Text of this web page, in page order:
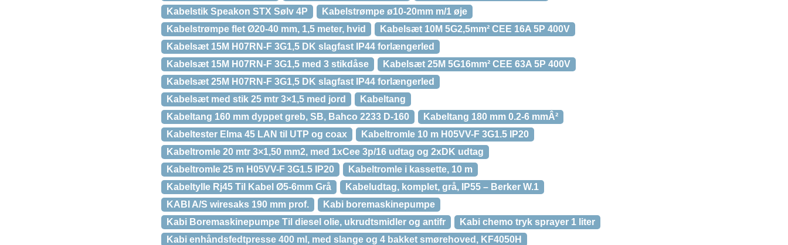
Kabelstik Speakon STX Sølv 4P
Kabelstrømpe ø10-20mm m/1 øje
Kabelstrømpe flet Ø20-40 mm, 1,5 meter, hvid
Kabelsæt 10M 5G2,5mm² CEE 16A 5P 400V
Kabelsæt 15M H07RN-F 3G1,5 DK slagfast IP44 forlængerled
Kabelsæt 15M H07RN-F 3G1,5 med 3 stikdåse
Kabelsæt 25M 5G16mm² CEE 63A 5P 400V
Kabelsæt 25M H07RN-F 3G1,5 DK slagfast IP44 forlængerled
Kabelsæt med stik 25 mtr 3×1,5 med jord
Kabeltang
Kabeltang 160 mm dyppet greb, SB, Bahco 2233 D-160
Kabeltang 180 mm 0.2-6 mmÂ²
Kabeltester Elma 45 LAN til UTP og coax
Kabeltromle 10 m H05VV-F 3G1.5 IP20
Kabeltromle 20 mtr 3×1,50 mm2, med 1xCee 3p/16 udtag og 2xDK udtag
Kabeltromle 25 m H05VV-F 3G1.5 IP20
Kabeltromle i kassette, 10 m
Kabeltylle Rj45 Til Kabel Ø5-6mm Grå
Kabeludtag, komplet, grå, IP55 – Berker W.1
KABI A/S wiresaks 190 mm prof.
Kabi boremaskinepumpe
Kabi Boremaskinepumpe Til diesel olie, ukrudtsmidler og antifr
Kabi chemo tryk sprayer 1 liter
Kabi enhåndsfedtpresse 400 ml, med slange og 4 bakket smørehoved, KF4050H